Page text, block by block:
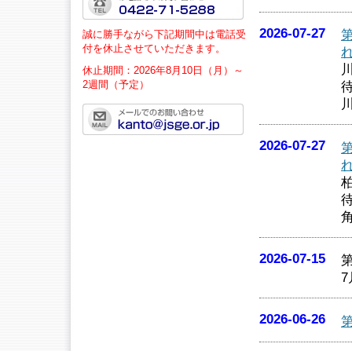
2026-07-27
2026-07-27
2026-07-15
7
2026-06-26
誠に勝手ながら下記期間中は電話受
付を休止させていただきます。
休止期間：2026年8月10日（月）～
2週間（予定）